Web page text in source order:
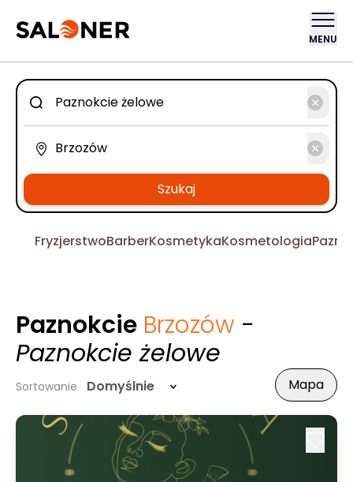
MENU
Szukaj
FryzjerstwoBarberKosmetykaKosmetologia
Paznokcie Brzozów -
Paznokcie żelowe
Sortowanie Domyślnie Mapa